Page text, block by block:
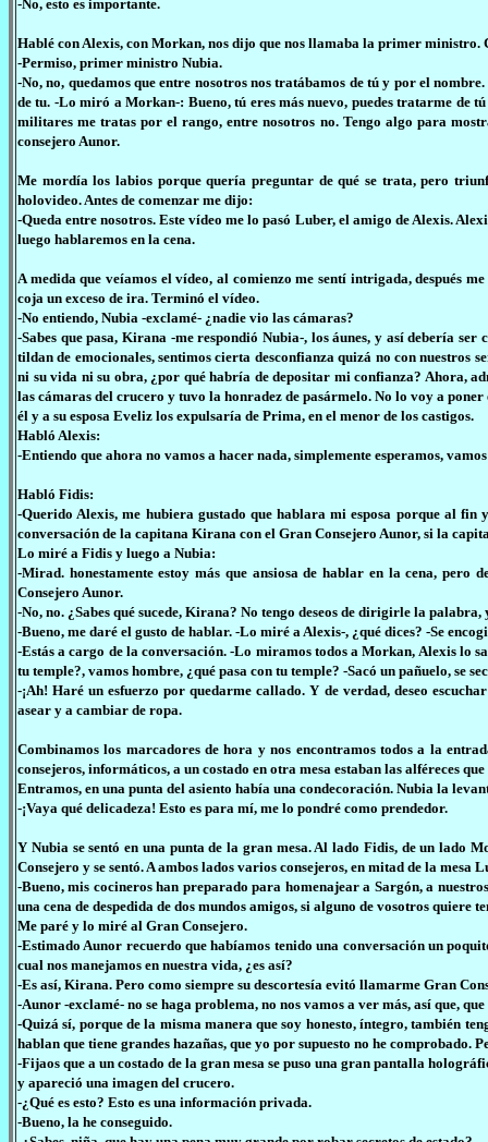
-No, esto es importante.
Hablé con Alexis, con Morkan, nos dijo que nos llamaba la primer ministro.
-Permiso, primer ministro Nubia.
-No, no, quedamos que entre nosotros nos tratábamos de tú y por el
de tu. -Lo miró a Morkan-: Bueno, tú eres más nuevo, puedes tratarme de
militares me tratas por el rango, entre nosotros no. Tengo algo para
consejero Aunor.
Me mordía los labios porque quería preguntar de qué se trata, pero
holovideo. Antes de comenzar me dijo:
-Queda entre nosotros. Este vídeo me lo pasó Luber, el amigo de Alexis.
luego hablaremos en la cena.
A medida que veíamos el vídeo, al comienzo me sentí intrigada, después
coja un exceso de ira. Terminó el vídeo.
-No entiendo, Nubia -exclamé- ¿nadie vio las cámaras?
-Sabes que pasa, Kirana -me respondió Nubia-, los áunes, y así debería
tildan de emocionales, sentimos cierta desconfianza quizá no con nuestros
ni su vida ni su obra, ¿por qué habría de depositar mi confianza? Ahora,
las cámaras del crucero y tuvo la honradez de pasármelo. No lo voy a
él y a su esposa Eveliz los expulsaría de Prima, en el menor de los castigos.
Habló Alexis:
-Entiendo que ahora no vamos a hacer nada, simplemente esperamos,
Habló Fidis:
-Querido Alexis, me hubiera gustado que hablara mi esposa porque al
conversación de la capitana Kirana con el Gran Consejero Aunor, si la
Lo miré a Fidis y luego a Nubia:
-Mirad. honestamente estoy más que ansiosa de hablar en la cena,
Consejero Aunor.
-No, no. ¿Sabes qué sucede, Kirana? No tengo deseos de dirigirle la
-Bueno, me daré el gusto de hablar. -Lo miré a Alexis-, ¿qué dices? -Se
-Estás a cargo de la conversación. -Lo miramos todos a Morkan, Alexis lo
tu temple?, vamos hombre, ¿qué pasa con tu temple? -Sacó un pañuelo, se
-¡Ah! Haré un esfuerzo por quedarme callado. Y de verdad, deseo
asear y a cambiar de ropa.
Combinamos los marcadores de hora y nos encontramos todos a la
consejeros, informáticos, a un costado en otra mesa estaban las alféreces
Entramos, en una punta del asiento había una condecoración. Nubia la
-¡Vaya qué delicadeza! Esto es para mí, me lo pondré como prendedor.
Y Nubia se sentó en una punta de la gran mesa. Al lado Fidis, de un
Consejero y se sentó. A ambos lados varios consejeros, en mitad de la mesa
-Bueno, mis cocineros han preparado para homenajear a Sargón, a
una cena de despedida de dos mundos amigos, si alguno de vosotros
Me paré y lo miré al Gran Consejero.
-Estimado Aunor recuerdo que habíamos tenido una conversación un
cual nos manejamos en nuestra vida, ¿es así?
-Es así, Kirana. Pero como siempre su descortesía evitó llamarme Gran
-Aunor -exclamé- no se haga problema, no nos vamos a ver más, así que,
-Quizá sí, porque de la misma manera que soy honesto, íntegro, también
hablan que tiene grandes hazañas, que yo por supuesto no he comprobado.
-Fijaos que a un costado de la gran mesa se puso una gran pantalla
y apareció una imagen del crucero.
-¿Qué es esto? Esto es una información privada.
-Bueno, la he conseguido.